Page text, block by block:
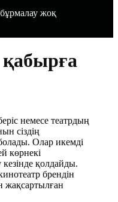
бұрмалау жоқ
немесе театрдың
сіздің
болады. Олар икемді
көрнекі
кезінде қолдайды.
брендін
жақсартылған